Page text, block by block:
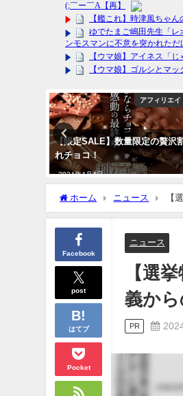
アフィリエイ
【限定SALE】数量限定の贅沢
れチョコ！
2024年4月4日
ホーム ニュース 【
Facebook
post
はてブ
Pocket
ニュース
【選
義から
PR